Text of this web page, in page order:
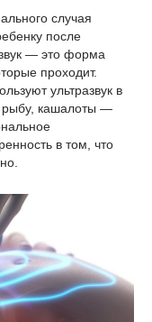
случая
после
— это форма
проходит.
ультразвук в
рыбу, кашалоты —
в том, что